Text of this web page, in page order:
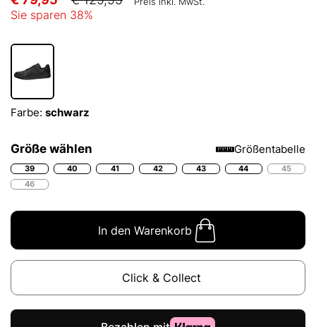
Sie sparen 38%
Farbe: schwarz
Größe wählen Größentabelle
39 40 41 42 43 44
45
46
In den Warenkorb
Click & Collect